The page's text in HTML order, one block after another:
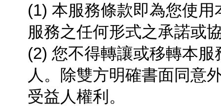
(1) 本服務條款即為您使
服務之任何形式之承諾或
(2) 您不得轉讓或移轉本
人。除雙方明確書面同意
受益人權利。